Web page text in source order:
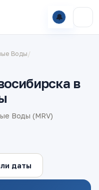
🔔
Воды/
в
Воды (MRV)
даты